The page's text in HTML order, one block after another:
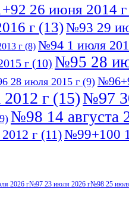
26 июня 2014 г
г (13)№93 29
г (8) №94 1 июля
г (10) №95 28
28 июля 2015 г (9)
г (15)№97
№98 14 августа
г (11)№99+100
2026 г№97 23 июля 2026 г№98 25